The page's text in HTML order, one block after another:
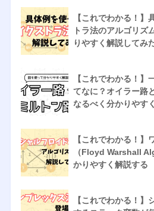
【これでわかる！】
トラ法のアルゴリズ
りやすく解説してみ
【これでわかる！】
てなに？オイラー路
なるべく分かりやす
【これでわかる！】
（Floyd Warshall
かりやすく解説する
【これでわかる！】